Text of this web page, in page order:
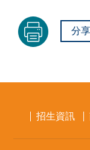
分享
招生資訊